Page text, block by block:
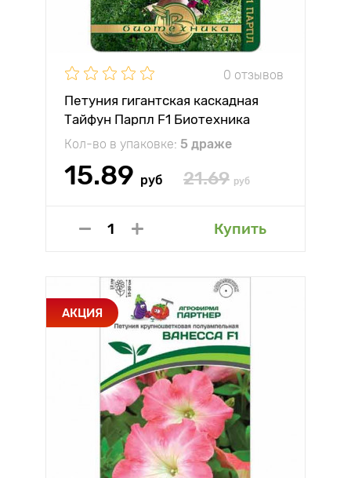
0 отзывов
Петуния гигантская каскадная
Тайфун Парпл F1 Биотехника
Кол-во в упаковке: 5 драже
15.89 руб 21.69 руб
Купить
АКЦИЯ